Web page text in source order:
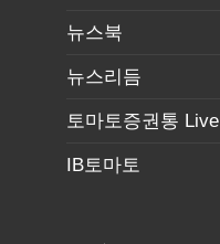
뉴스북
뉴스리듬
토마토증권통 Live
IB토마토